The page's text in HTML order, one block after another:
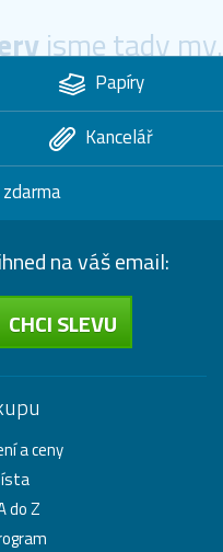
jsme tady my.
Papíry
Kancelář
na váš email:
CHCI SLEVU
a ceny
do Z